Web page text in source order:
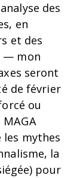
des
en
et des
— mon
seront
de février
ou
mythes
la
pour